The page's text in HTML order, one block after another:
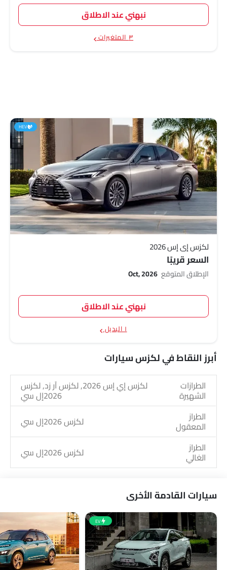
نبهني عند الاطلاق
٣ المتغيرات
HEV
لكزس إي إس 2026
السعر قريبًا
الإطلاق المتوقع Oct, 2026
نبهني عند الاطلاق
١ البديل
أبرز النقاط في لكزس سيارات
الطرازات
الشهيرة
لكزس إي إس 2026, لكزس آر زد, لكزس
2026إل سي
الطراز
المعقول
لكزس 2026إل سي
الطراز
الغالي لكزس 2026إل سي
سيارات القادمة الأخرى
EV